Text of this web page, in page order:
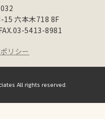
15 六本木718 8F
5413-8981
リシー
All rights reserved.